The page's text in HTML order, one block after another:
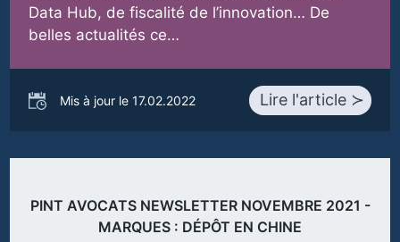
Data Hub, de fiscalité de l’innovation… De
belles actualités ce…
Mis à jour le 17.02.2022 Lire l'article ≻
PINT AVOCATS NEWSLETTER NOVEMBRE 2021 -
MARQUES : DÉPÔT EN CHINE